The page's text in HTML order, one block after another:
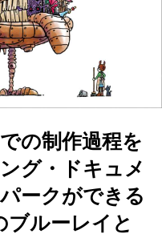
の制作過程を
グ・ドキュメ
ークができる
ブルーレイと